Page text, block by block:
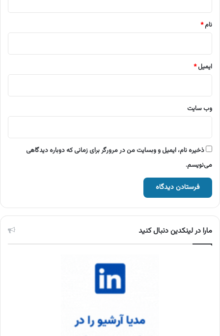
نام*
ایمیل*
وب‌ سایت
ذخیره نام، ایمیل و وبسایت من در مرورگر برای زمانی که دوباره دیدگاهی
می‌نویسم.
مارا در لینکدین دنبال کنید